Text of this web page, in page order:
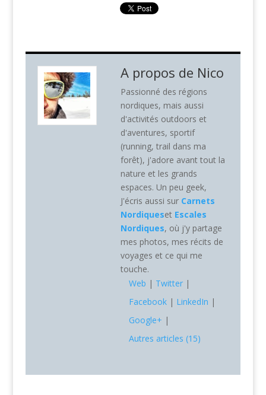
A propos de Nico
Passionné des régions
nordiques, mais aussi
d'activités outdoors et
d'aventures, sportif
(running, trail dans ma
forêt), j'adore avant tout la
nature et les grands
espaces. Un peu geek,
J'écris aussi sur Carnets
Nordiqueset Escales
Nordiques, où j'y partage
mes photos, mes récits de
voyages et ce qui me
touche.
Web | Twitter|
Facebook| LinkedIn |
Google+ |
Autres articles (15)